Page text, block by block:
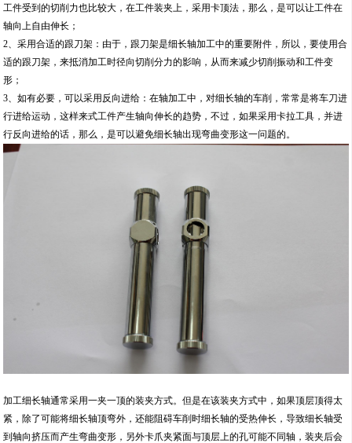
工件受到的切削力也比较大，在工件装夹上，采用卡顶法，那么，是可以让工件在
轴向上自由伸长；
2、采用合适的跟刀架：由于，跟刀架是细长轴加工中的重要附件，所以，要使用合
适的跟刀架，来抵消加工时径向切削分力的影响，从而来减少切削振动和工件变
形；
3、如有必要，可以采用反向进给：在轴加工中，对细长轴的车削，常常是将车刀进
行进给运动，这样来式工件产生轴向伸长的趋势，不过，如果采用卡拉工具，并进
行反向进给的话，那么，是可以避免细长轴出现弯曲变形这一问题的。
加工细长轴通常采用一夹一顶的装夹方式。但是在该装夹方式中，如果顶层顶得太
紧，除了可能将细长轴顶弯外，还能阻碍车削时细长轴的受热伸长，导致细长轴受
到轴向挤压而产生弯曲变形，另外卡爪夹紧面与顶层上的孔可能不同轴，装夹后会